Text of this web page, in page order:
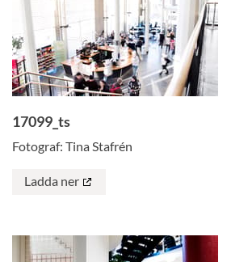
17099_ts
Fotograf: Tina Stafrén
Ladda ner